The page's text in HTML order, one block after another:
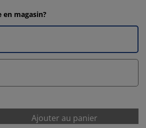
en magasin?
Ajouter au panier